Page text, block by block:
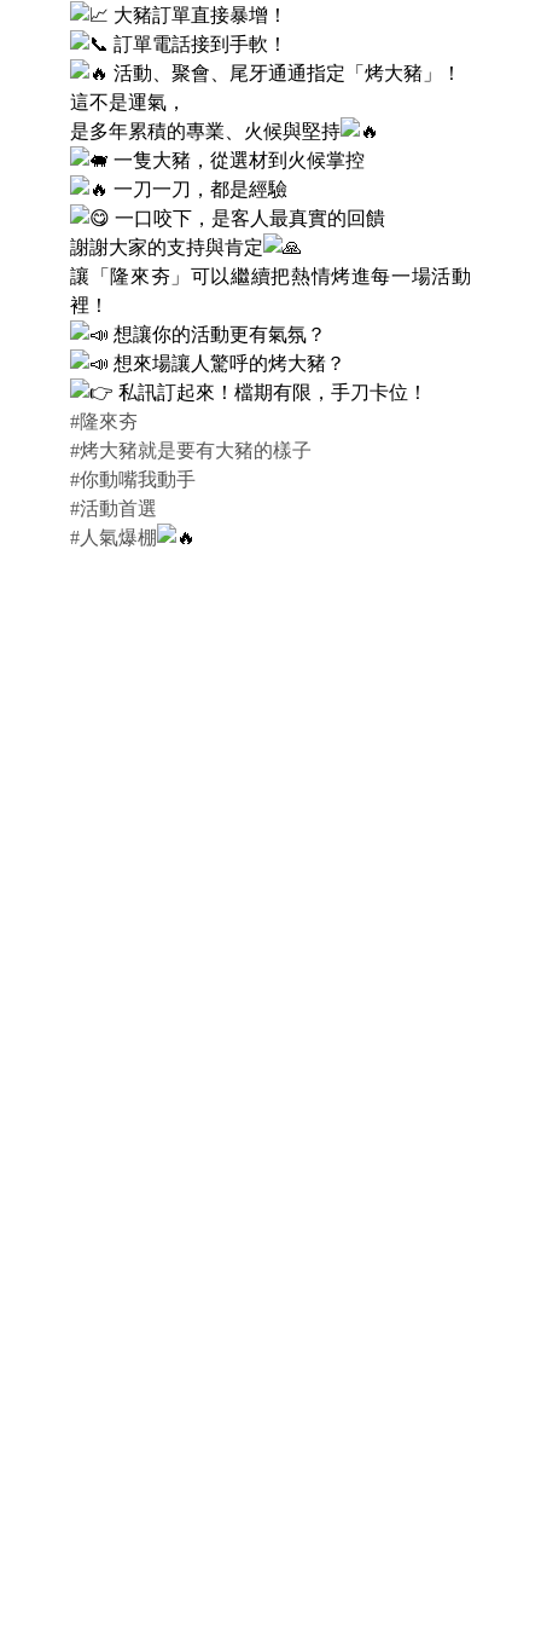
大豬訂單直接暴增！
訂單電話接到手軟！
活動、聚會、尾牙通通指定「烤大豬」！
這不是運氣，
是多年累積的專業、火候與堅持
一隻大豬，從選材到火候掌控
一刀一刀，都是經驗
一口咬下，是客人最真實的回饋
謝謝大家的支持與肯定
讓「隆來夯」可以繼續把熱情烤進每一場活動
裡！
想讓你的活動更有氣氛？
想來場讓人驚呼的烤大豬？
私訊訂起來！檔期有限，手刀卡位！
#隆來夯
#烤大豬就是要有大豬的樣子
#你動嘴我動手
#活動首選
#人氣爆棚